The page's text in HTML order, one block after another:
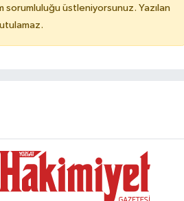
sorumluluğu üstleniyorsunuz. Yazılan